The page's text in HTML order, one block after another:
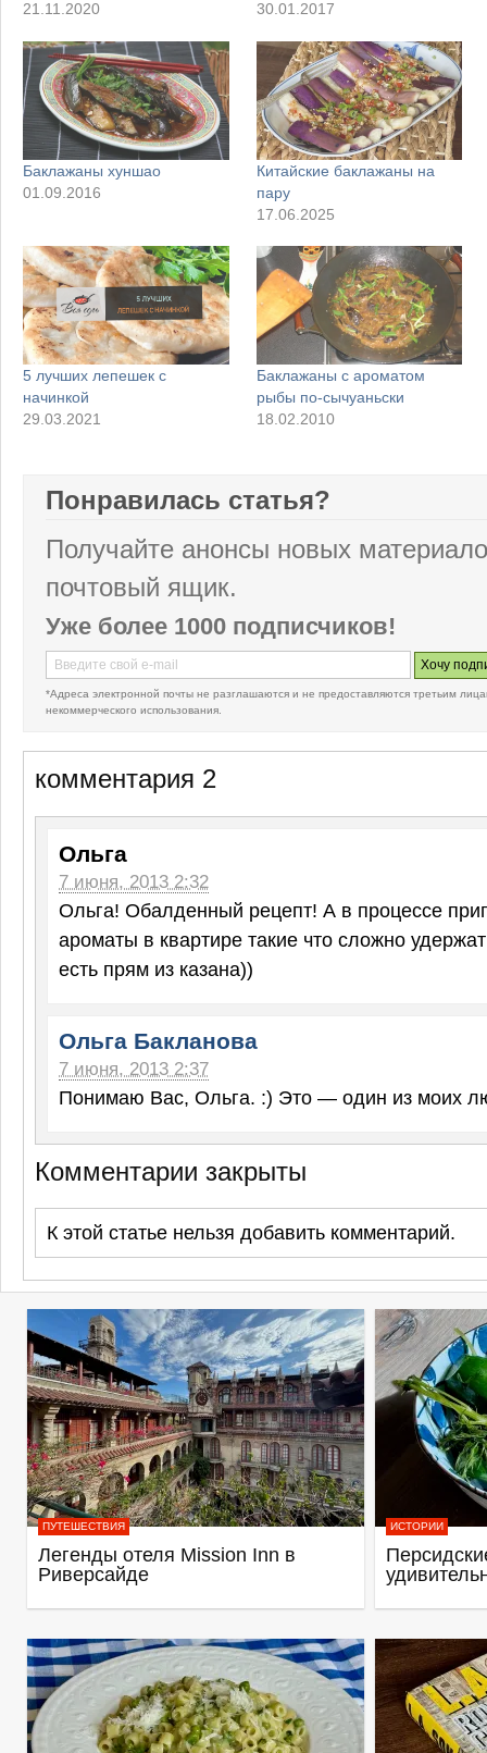
21.11.2020
30.01.2017
Баклажаны хуншао
01.09.2016
Китайские баклажаны на
пару
17.06.2025
5 лучших лепешек с
начинкой
29.03.2021
Баклажаны с ароматом
рыбы по-сычуаньски
18.02.2010
Понравилась статья?
Получайте анонсы новых
почтовый ящик.
Уже более 1000 подписчиков!
*Адреса электронной почты не разглашаются и не предоставляются третьим
некоммерческого использования.
комментария 2
Ольга
7 июня, 2013 2:32
Ольга! Обалденный рецепт! А в процессе
ароматы в квартире такие что сложно
есть прям из казана))
Ольга Бакланова
7 июня, 2013 2:37
Понимаю Вас, Ольга. :) Это — один из моих
Комментарии закрыты
К этой статье нельзя добавить комментарий.
ПУТЕШЕСТВИЯ
Легенды отеля Mission Inn в
Риверсайде
ИСТОРИИ